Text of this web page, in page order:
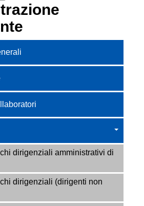
dirigenziali amministrativi di
dirigenziali (dirigenti non